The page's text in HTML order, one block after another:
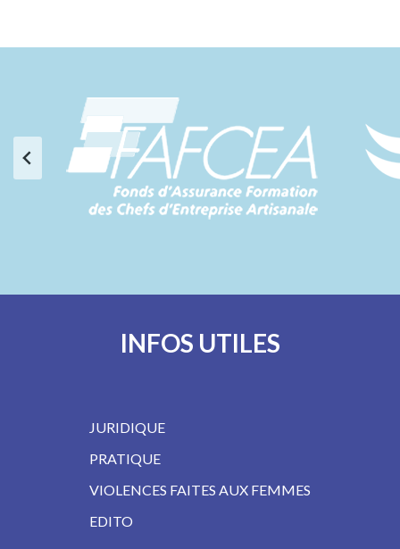
INFOS UTILES
JURIDIQUE
PRATIQUE
VIOLENCES FAITES AUX FEMMES
EDITO